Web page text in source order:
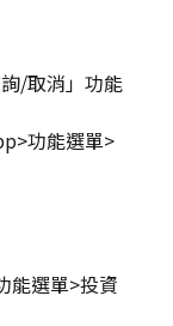
/取消」功能
功能選單>
能選單>投資